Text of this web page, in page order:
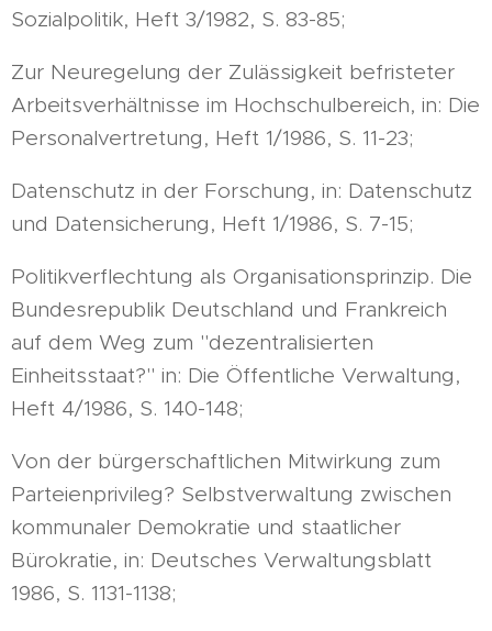
Sozialpolitik, Heft 3/1982, S. 83-85;
Zur Neuregelung der Zulässigkeit befristeter
Arbeitsverhältnisse im Hochschulbereich, in: Die
Personalvertretung, Heft 1/1986, S. 11-23;
Datenschutz in der Forschung, in: Datenschutz
und Datensicherung, Heft 1/1986, S. 7-15;
Politikverflechtung als Organisationsprinzip. Die
Bundesrepublik Deutschland und Frankreich
auf dem Weg zum "dezentralisierten
Einheitsstaat?" in: Die Öffentliche Verwaltung,
Heft 4/1986, S. 140-148;
Von der bürgerschaftlichen Mitwirkung zum
Parteienprivileg? Selbstverwaltung zwischen
kommunaler Demokratie und staatlicher
Bürokratie, in: Deutsches Verwaltungsblatt
1986, S. 1131-1138;